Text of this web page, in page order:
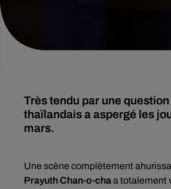
Très tendu par une
thaïlandais a aspergé les
mars.
Une scène complètement
Prayuth Chan-o-chaa totalement